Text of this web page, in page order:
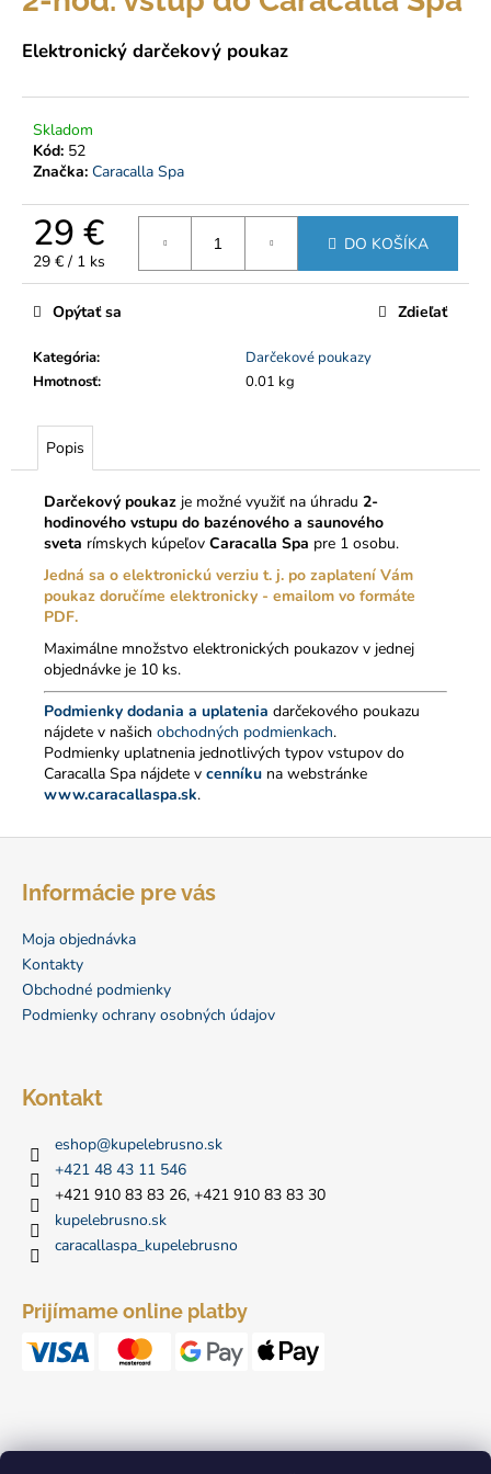
Elektronický darčekový poukaz
Skladom
Kód: 52
Značka: Caracalla Spa
29 €
Jednotková
cena:
29 € / 1 ks
DO KOŠÍKA
Kategória:
Darčekové poukazy
Hmotnosť: 0.01 kg
Opýtať sa Zdieľať
Popis
Darčekový poukaz je možné využiť na úhradu 2-
hodinového vstupu do bazénového a saunového
sveta rímskych kúpeľov Caracalla Spa pre 1 osobu.
Jedná sa o elektronickú verziu t. j. po zaplatení Vám
poukaz doručíme elektronicky - emailom vo formáte
PDF.
Maximálne množstvo elektronických poukazov v jednej
objednávke je 10 ks.
Podmienky dodania a uplatenia darčekového poukazu
nájdete v našich obchodných podmienkach.
Podmienky uplatnenia jednotlivých typov vstupov do
Caracalla Spa nájdete v cenníku na webstránke
www.caracallaspa.sk.
j
?
O
d
ú
POUKAZ
NA
KLASICKÚ
MASÁŽ
CELKOVÚ
CARACALLA
SPA
€
Informácie pre vás
Moja objednávka
Kontakty
Obchodné podmienky
Podmienky ochrany osobných údajov
Kontakt
eshop@kupelebrusno.sk
+421 48 43 11 546
+421 910 83 83 26, +421 910 83 83 30
kupelebrusno.sk
caracallaspa_kupelebrusno
Prijímame online platby